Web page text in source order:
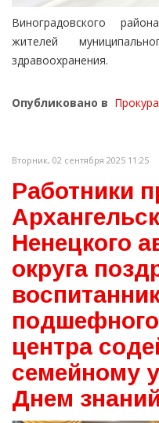
Виноградовского
жителей
здравоохранения.
Опубликовано в
Вторник, 02 сентября 2025 11:25
Работники
Ненецкого
округа
центра
семейному
Днем